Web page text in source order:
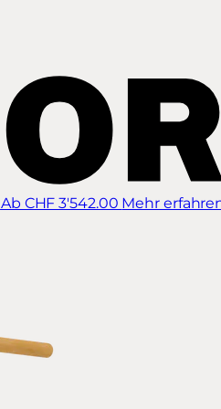
Ab CHF 3'542.00 Mehr